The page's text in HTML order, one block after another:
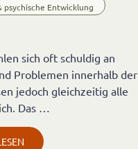
psychische Entwicklung
sich oft schuldig an
Problemen innerhalb der
jedoch gleichzeitig alle
Das …